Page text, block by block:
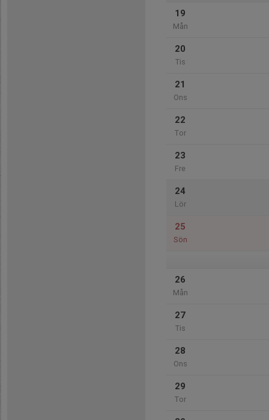
19
Mån
20
Tis
21
Ons
22
Tor
23
Fre
24
Lör
25
Sön
26
Mån
27
Tis
28
Ons
29
Tor